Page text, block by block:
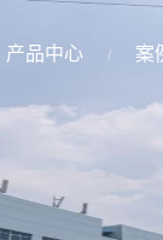
产品中心 案